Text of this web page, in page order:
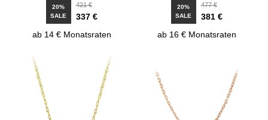
20%
SALE
421 €
337 €
ab 14 € Monatsraten
20%
SALE
477 €
381 €
ab 16 € Monatsraten